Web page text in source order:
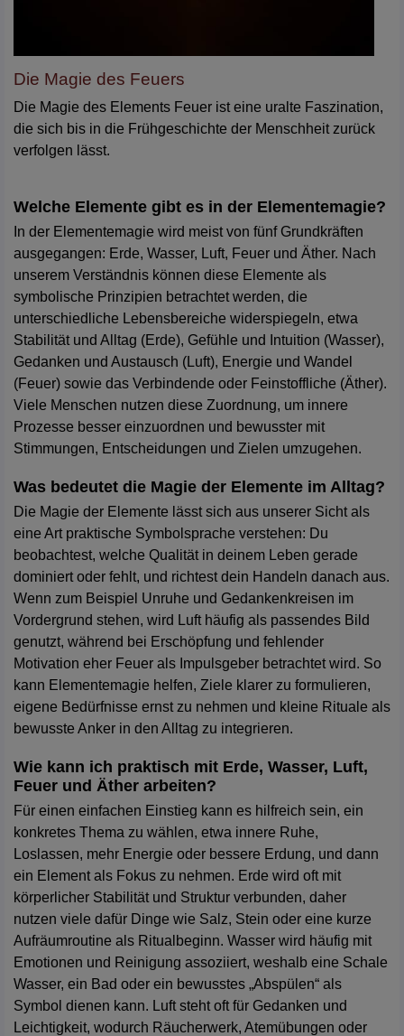
Die Magie des Feuers
Die Magie des Elements Feuer ist eine uralte Faszination,
die sich bis in die Frühgeschichte der Menschheit zurück
verfolgen lässt.
Welche Elemente gibt es in der Elementemagie?
In der Elementemagie wird meist von fünf Grundkräften
ausgegangen: Erde, Wasser, Luft, Feuer und Äther. Nach
unserem Verständnis können diese Elemente als
symbolische Prinzipien betrachtet werden, die
unterschiedliche Lebensbereiche widerspiegeln, etwa
Stabilität und Alltag (Erde), Gefühle und Intuition (Wasser),
Gedanken und Austausch (Luft), Energie und Wandel
(Feuer) sowie das Verbindende oder Feinstoffliche (Äther).
Viele Menschen nutzen diese Zuordnung, um innere
Prozesse besser einzuordnen und bewusster mit
Stimmungen, Entscheidungen und Zielen umzugehen.
Was bedeutet die Magie der Elemente im Alltag?
Die Magie der Elemente lässt sich aus unserer Sicht als
eine Art praktische Symbolsprache verstehen: Du
beobachtest, welche Qualität in deinem Leben gerade
dominiert oder fehlt, und richtest dein Handeln danach aus.
Wenn zum Beispiel Unruhe und Gedankenkreisen im
Vordergrund stehen, wird Luft häufig als passendes Bild
genutzt, während bei Erschöpfung und fehlender
Motivation eher Feuer als Impulsgeber betrachtet wird. So
kann Elementemagie helfen, Ziele klarer zu formulieren,
eigene Bedürfnisse ernst zu nehmen und kleine Rituale als
bewusste Anker in den Alltag zu integrieren.
Wie kann ich praktisch mit Erde, Wasser, Luft,
Feuer und Äther arbeiten?
Für einen einfachen Einstieg kann es hilfreich sein, ein
konkretes Thema zu wählen, etwa innere Ruhe,
Loslassen, mehr Energie oder bessere Erdung, und dann
ein Element als Fokus zu nehmen. Erde wird oft mit
körperlicher Stabilität und Struktur verbunden, daher
nutzen viele dafür Dinge wie Salz, Stein oder eine kurze
Aufräumroutine als Ritualbeginn. Wasser wird häufig mit
Emotionen und Reinigung assoziiert, weshalb eine Schale
Wasser, ein Bad oder ein bewusstes „Abspülen“ als
Symbol dienen kann. Luft steht oft für Gedanken und
Leichtigkeit, wodurch Räucherwerk, Atemübungen oder